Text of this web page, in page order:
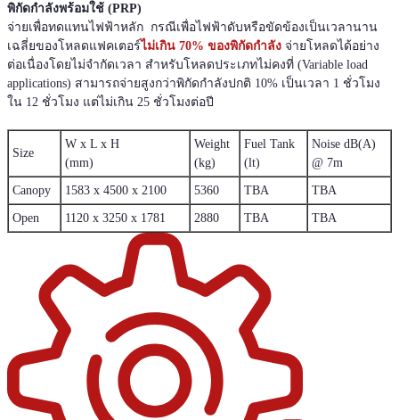
พิกัดกำลังพร้อมใช้ (PRP)
จ่ายเพื่อทดแทนไฟฟ้าหลัก กรณีเพื่อไฟฟ้าดับหรือขัดข้องเป็นเวลานาน
เฉลี่ยของโหลดแฟคเตอร์ไม่เกิน 70% ของพิกัดกำลัง จ่ายโหลดได้อย่าง
ต่อเนื่องโดยไม่จำกัดเวลา สำหรับโหลดประเภทไม่คงที่ (Variable load
applications) สามารถจ่ายสูงกว่าพิกัดกำลังปกติ 10% เป็นเวลา 1 ชั่วโมง
ใน 12 ชั่วโมง แต่ไม่เกิน 25 ชั่วโมงต่อปี
Size
W x L x H
(mm)
Weight
(kg)
Fuel Tank
(lt)
Noise dB(A)
@ 7m
Canopy 1583 x 4500 x 2100 5360 TBA TBA
Open 1120 x 3250 x 1781 2880 TBA TBA